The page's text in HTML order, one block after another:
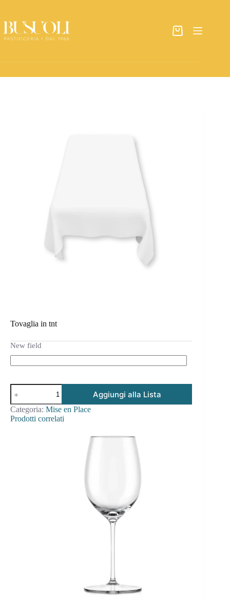
Tovaglia in tnt
New field
Aggiungi alla Lista
Categoria: Mise en Place
Prodotti correlati